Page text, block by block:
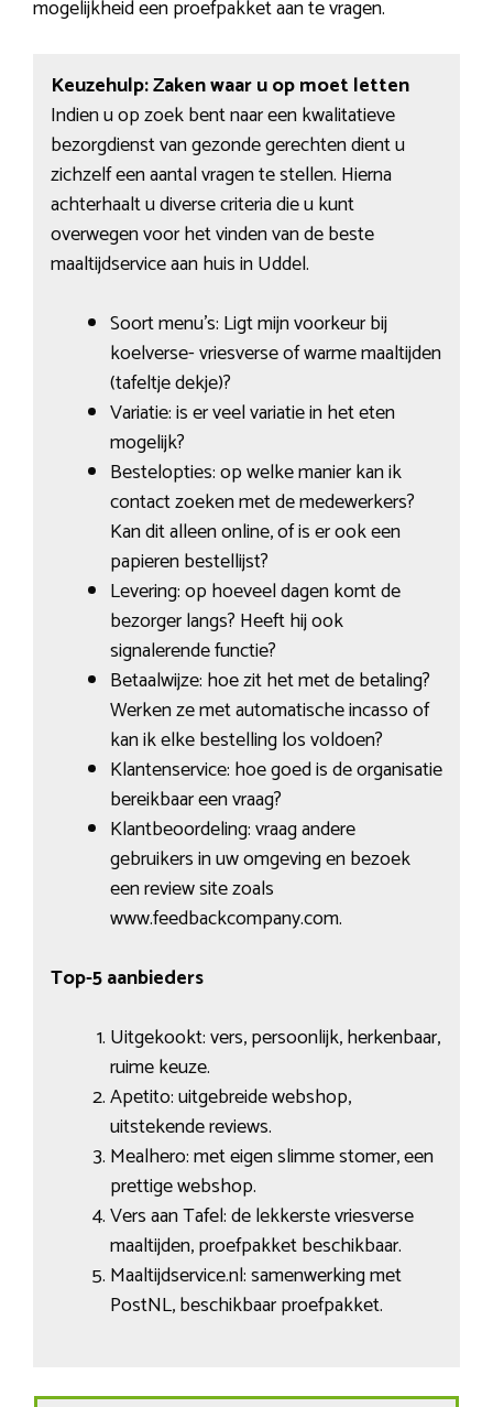
mogelijkheid een proefpakket aan te vragen.
Keuzehulp: Zaken waar u op moet letten
Indien u op zoek bent naar een kwalitatieve
bezorgdienst van gezonde gerechten dient u
zichzelf een aantal vragen te stellen. Hierna
achterhaalt u diverse criteria die u kunt
overwegen voor het vinden van de beste
maaltijdservice aan huis in Uddel.
Soort menu’s: Ligt mijn voorkeur bij
koelverse- vriesverse of warme maaltijden
(tafeltje dekje)?
Variatie: is er veel variatie in het eten
mogelijk?
Bestelopties: op welke manier kan ik
contact zoeken met de medewerkers?
Kan dit alleen online, of is er ook een
papieren bestellijst?
Levering: op hoeveel dagen komt de
bezorger langs? Heeft hij ook
signalerende functie?
Betaalwijze: hoe zit het met de betaling?
Werken ze met automatische incasso of
kan ik elke bestelling los voldoen?
Klantenservice: hoe goed is de organisatie
bereikbaar een vraag?
Klantbeoordeling: vraag andere
gebruikers in uw omgeving en bezoek
een review site zoals
www.feedbackcompany.com.
Top-5 aanbieders
Uitgekookt: vers, persoonlijk, herkenbaar,
ruime keuze.
Apetito: uitgebreide webshop,
uitstekende reviews.
Mealhero: met eigen slimme stomer, een
prettige webshop.
Vers aan Tafel: de lekkerste vriesverse
maaltijden, proefpakket beschikbaar.
Maaltijdservice.nl: samenwerking met
PostNL, beschikbaar proefpakket.